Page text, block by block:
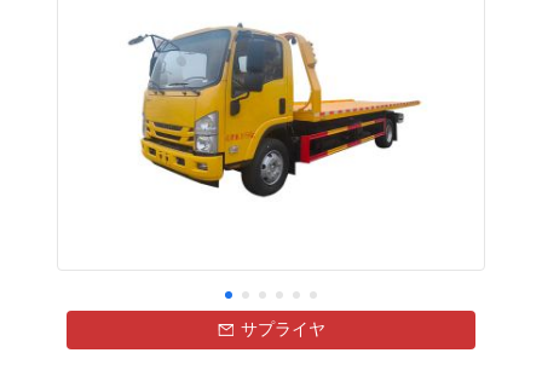
サプライヤ